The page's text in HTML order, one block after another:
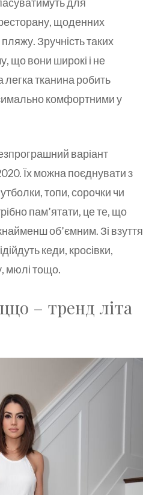
щоденних
Зручність таких
що вони широкі і не
легка тканина робить
комфортними у
варіант
Їх можна поєднувати з
топи, сорочки чи
пам’ятати, це те, що
об’ємним. Зі взуття
кеди, кросівки,
мюлі тощо.
– тренд літа